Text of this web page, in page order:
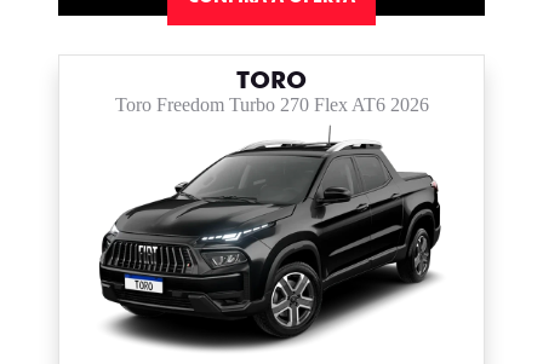
TORO
Toro Freedom Turbo 270 Flex AT6 2026